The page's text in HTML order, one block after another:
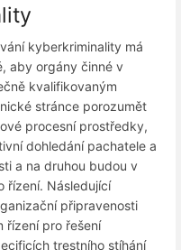
kyberkriminality má
aby orgány činné v
kvalifikovaným
stránce porozumět
procesní prostředky,
dohledání pachatele a
a na druhou budou v
řízení. Následující
připravenosti
řízení pro řešení
trestního stíhání